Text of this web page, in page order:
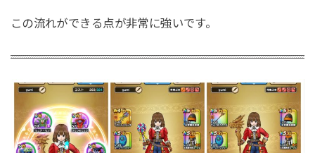
この流れができる点が非常に強いです。